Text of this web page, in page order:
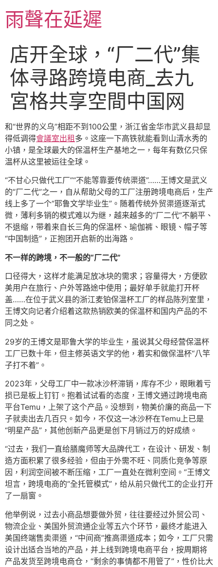
至
主雨聲在延遲
店开全球，“厂二代”集
体寻路跨境电商_去九
宮格共享空間中国网
和“世界的义乌”相距不到100公里，浙江省金华市武义县却显
得低调得會議室出租 多。这座一下高铁就能看到山清水秀的
小镇，是全球最大的保温杯生产基地之一，每年有数亿只保
温杯从这里被运往全球。
“不甘心只做代工厂”“不能等靠要传统渠道”……王博文是武义
的“厂二代”之一，自从帮助父母的工厂注册跨境电商后，生产
线上多了一个“耶鲁文学毕业生”。随着传统外贸渠道逐渐式
微，薄利多销的模式难以为继，越来越多的“厂二代”不躺平、
不退缩，带着来自长三角的保温杯、瑜伽裤、眼镜、帽子等
“中国制造”，正抱团开启新的出海路。
不一样的跨境，不一般的“厂二代”
口径得大，这样才能满足放冰块的需求；容量得大，方便欧
美用户在旅行、户外等路途中使用；最好单手就能打开杯
盖……在位于武义县的浙江麦铂保温杯工厂的样品陈列室里，
王博文向记者介绍着这款热销欧美的保温杯和国内产品的不
同之处。
29岁的王博文是耶鲁大学的毕业生，虽说其父母经营保温杯
工厂已数十年，但主修英语文学的他，着实和做保温杯“八竿
子打不着”。
2023年，父母工厂中一款冰沙杯滞销，库存不少，眼瞅着亏
损已是板上钉钉。抱着试试看的态度，王博文通过跨境电商
平台Temu，上架了这个产品。没想到，物美价廉的商品一下
子就卖出去几百只。如今，不仅这一冰沙杯在Temu上已是
“明星产品”，其他创新产品更是创下月销过万的好成绩。
“过去，我们一直给膳魔师等大品牌代工，在设计、研发、制
造方面积累了很多经验，但由于外需不旺、同质化竞争等原
因，利润空间被不断压缩，工厂一直处在微利空间。”王博文
坦言，跨境电商的“全托管模式”，给从前只做代工的企业打开
了一扇窗。
他举例说，过去小商品想要做外贸，往往要经过外贸公司、
物流企业、美国外贸流通企业等五六个环节，最终才能进入
美国终端售卖渠道，“中间商”推高渠道成本；如今，工厂只需
设计出适合当地的产品，并上线到跨境电商平台，按周期将
产品发货至跨境电商仓，“剩余的事情都不用管了”，性价比大